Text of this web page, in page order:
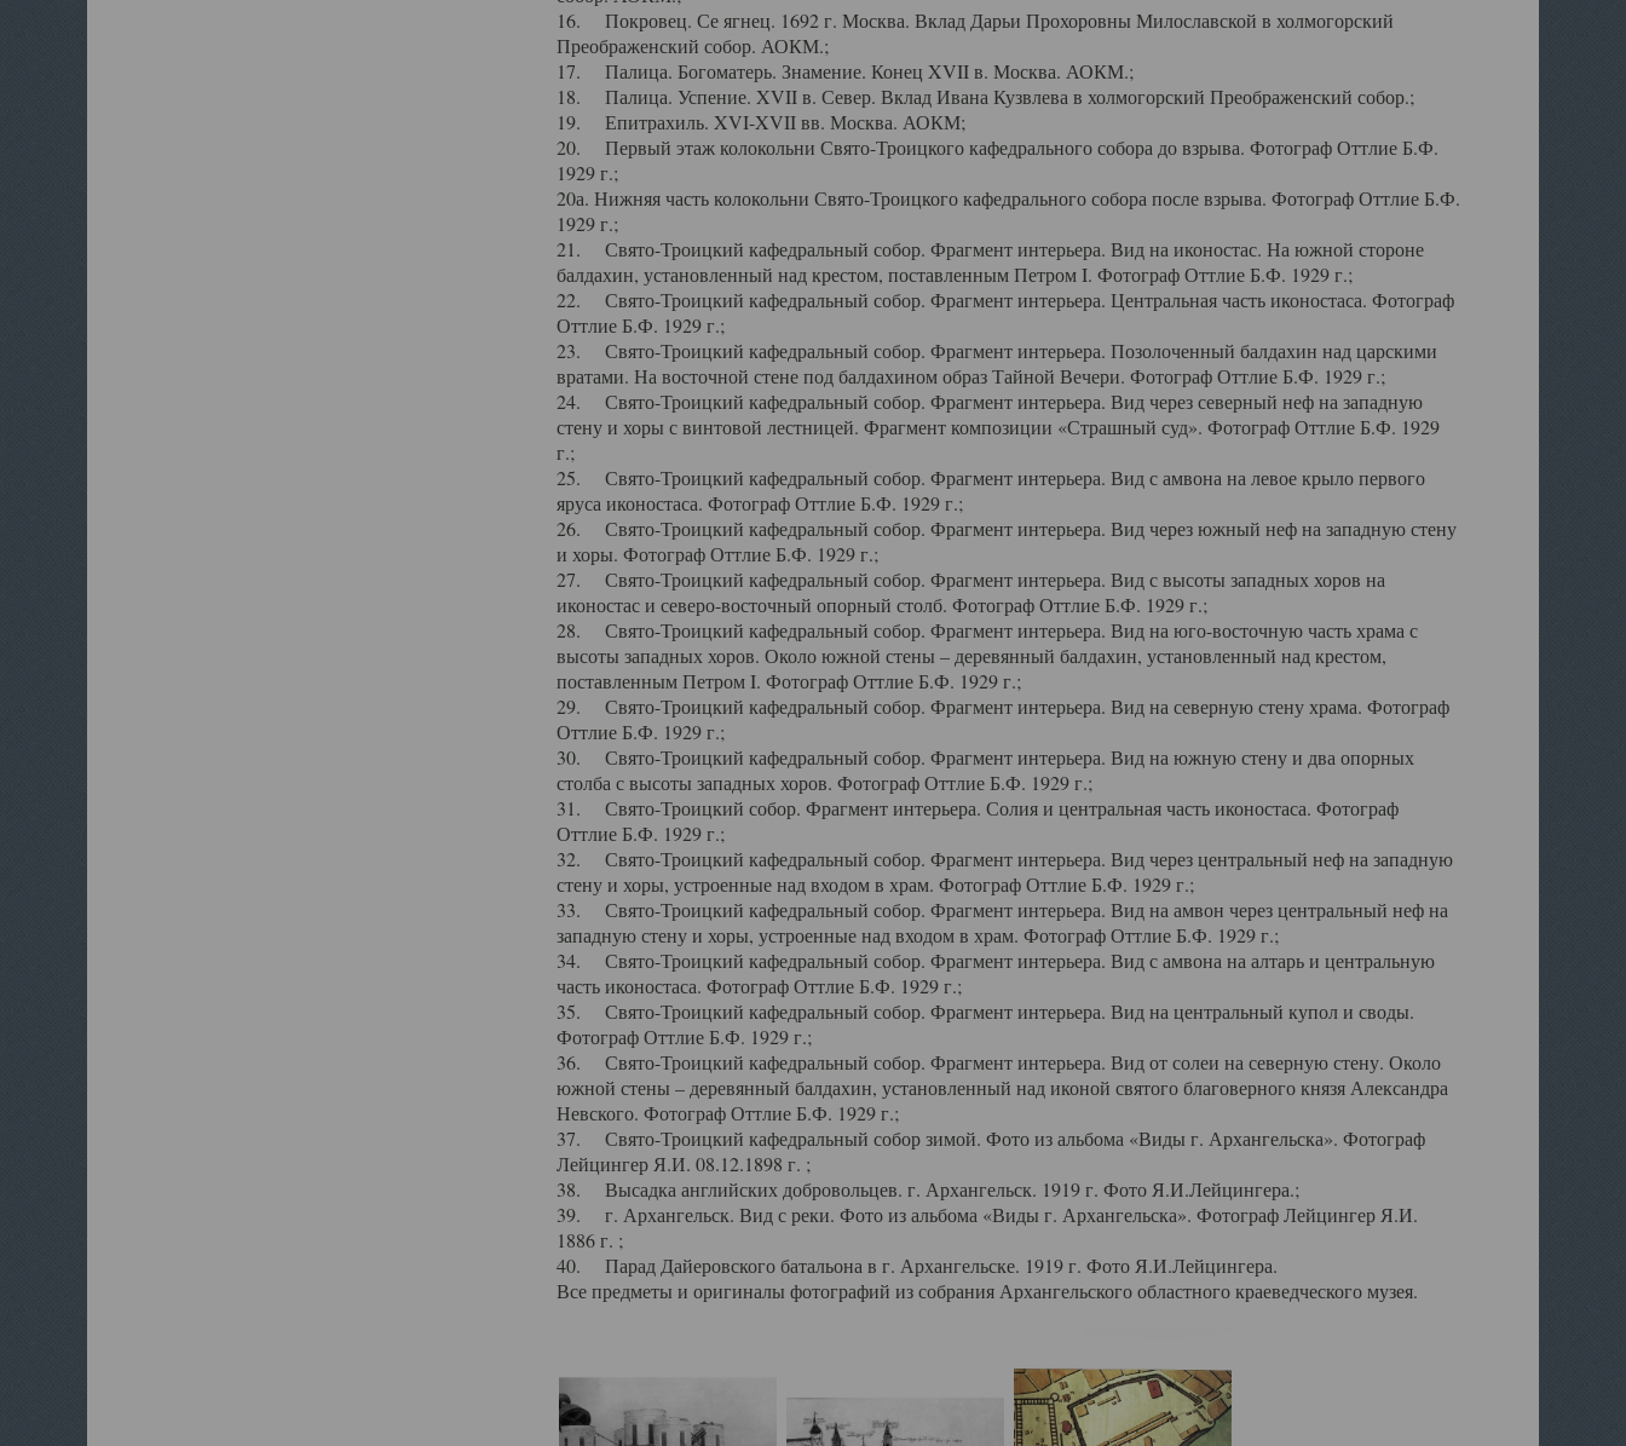
16. Покровец. Се ягнец. 1692 г. Москва. Вклад Дарьи Прохоровны Милославской в холмогорский
Преображенский собор. АОКМ.;
17. Палица. Богоматерь. Знамение. Конец XVII в. Москва. АОКМ.;
18. Палица. Успение. XVII в. Север. Вклад Ивана Кузвлева в холмогорский Преображенский собор.;
19. Епитрахиль. XVI-XVII вв. Москва. АОКМ;
20. Первый этаж колокольни Свято-Троицкого кафедрального собора до взрыва. Фотограф Оттлие Б.Ф.
1929 г.;
20а. Нижняя часть колокольни Свято-Троицкого кафедрального собора после взрыва. Фотограф Оттлие Б.Ф.
1929 г.;
21. Свято-Троицкий кафедральный собор. Фрагмент интерьера. Вид на иконостас. На южной стороне
балдахин, установленный над крестом, поставленным Петром I. Фотограф Оттлие Б.Ф. 1929 г.;
22. Свято-Троицкий кафедральный собор. Фрагмент интерьера. Центральная часть иконостаса. Фотограф
Оттлие Б.Ф. 1929 г.;
23. Свято-Троицкий кафедральный собор. Фрагмент интерьера. Позолоченный балдахин над царскими
вратами. На восточной стене под балдахином образ Тайной Вечери. Фотограф Оттлие Б.Ф. 1929 г.;
24. Свято-Троицкий кафедральный собор. Фрагмент интерьера. Вид через северный неф на западную
стену и хоры с винтовой лестницей. Фрагмент композиции «Страшный суд». Фотограф Оттлие Б.Ф. 1929
г.;
25. Свято-Троицкий кафедральный собор. Фрагмент интерьера. Вид с амвона на левое крыло первого
яруса иконостаса. Фотограф Оттлие Б.Ф. 1929 г.;
26. Свято-Троицкий кафедральный собор. Фрагмент интерьера. Вид через южный неф на западную стену
и хоры. Фотограф Оттлие Б.Ф. 1929 г.;
27. Свято-Троицкий кафедральный собор. Фрагмент интерьера. Вид с высоты западных хоров на
иконостас и северо-восточный опорный столб. Фотограф Оттлие Б.Ф. 1929 г.;
28. Свято-Троицкий кафедральный собор. Фрагмент интерьера. Вид на юго-восточную часть храма с
высоты западных хоров. Около южной стены – деревянный балдахин, установленный над крестом,
поставленным Петром I. Фотограф Оттлие Б.Ф. 1929 г.;
29. Свято-Троицкий кафедральный собор. Фрагмент интерьера. Вид на северную стену храма. Фотограф
Оттлие Б.Ф. 1929 г.;
30. Свято-Троицкий кафедральный собор. Фрагмент интерьера. Вид на южную стену и два опорных
столба с высоты западных хоров. Фотограф Оттлие Б.Ф. 1929 г.;
31. Свято-Троицкий собор. Фрагмент интерьера. Солия и центральная часть иконостаса. Фотограф
Оттлие Б.Ф. 1929 г.;
32. Свято-Троицкий кафедральный собор. Фрагмент интерьера. Вид через центральный неф на западную
стену и хоры, устроенные над входом в храм. Фотограф Оттлие Б.Ф. 1929 г.;
33. Свято-Троицкий кафедральный собор. Фрагмент интерьера. Вид на амвон через центральный неф на
западную стену и хоры, устроенные над входом в храм. Фотограф Оттлие Б.Ф. 1929 г.;
34. Свято-Троицкий кафедральный собор. Фрагмент интерьера. Вид с амвона на алтарь и центральную
часть иконостаса. Фотограф Оттлие Б.Ф. 1929 г.;
35. Свято-Троицкий кафедральный собор. Фрагмент интерьера. Вид на центральный купол и своды.
Фотограф Оттлие Б.Ф. 1929 г.;
36. Свято-Троицкий кафедральный собор. Фрагмент интерьера. Вид от солеи на северную стену. Около
южной стены – деревянный балдахин, установленный над иконой святого благоверного князя Александра
Невского. Фотограф Оттлие Б.Ф. 1929 г.;
37. Свято-Троицкий кафедральный собор зимой. Фото из альбома «Виды г. Архангельска». Фотограф
Лейцингер Я.И. 08.12.1898 г. ;
38. Высадка английских добровольцев. г. Архангельск. 1919 г. Фото Я.И.Лейцингера.;
39. г. Архангельск. Вид с реки. Фото из альбома «Виды г. Архангельска». Фотограф Лейцингер Я.И.
1886 г. ;
40. Парад Дайеровского батальона в г. Архангельске. 1919 г. Фото Я.И.Лейцингера.
Все предметы и оригиналы фотографий из собрания Архангельского областного краеведческого музея.